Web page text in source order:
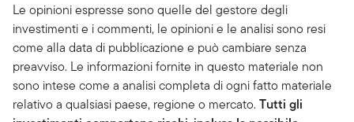
Le opinioni espresse sono quelle del gestore degli
investimenti e i commenti, le opinioni e le analisi sono resi
come alla data di pubblicazione e può cambiare senza
preavviso. Le informazioni fornite in questo materiale non
sono intese come a analisi completa di ogni fatto materiale
relativo a qualsiasi paese, regione o mercato.Tutti gli